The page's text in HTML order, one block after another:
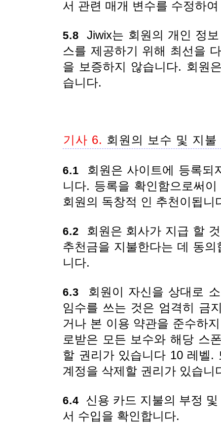
서 관련 매개 변수를 수정하
5.8 Jiwix는 회원의 개인 정
스를 제공하기 위해 최선을
을 보증하지 않습니다. 회원
습니다.
기사 6. 회원의 보수 및 지불
6.1 회원은 사이트에 등록되
니다. 등록을 확인함으로써
회원의 독창적 인 추천이됩니
6.2 회원은 회사가 지급 할
추천금을 지불한다는 데 동
니다.
6.3 회원이 자신을 상대로
임수를 쓰는 것은 엄격히 금
거나 본 이용 약관을 준수하
로받은 모든 보수와 해당 스
할 권리가 있습니다 10 레벨.
계정을 삭제할 권리가 있습니
6.4 신용 카드 지불의 부정
서 수입을 확인합니다.